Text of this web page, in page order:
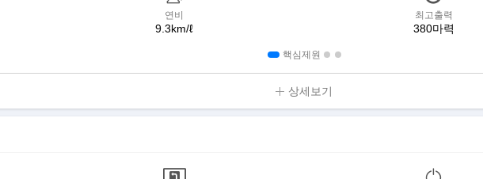
연비
9.3km/ℓ
최고출력
380마력
핵심제원
상세보기